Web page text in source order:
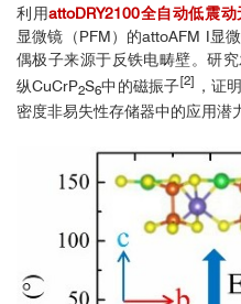
利用attoDRY2100全自动低震
显微镜（PFM）的attoAFM I显
偶极子来源于反铁电畴壁。研
纵CuCrP2S6中的磁振子[2] ，证
密度非易失性存储器中的应用潜